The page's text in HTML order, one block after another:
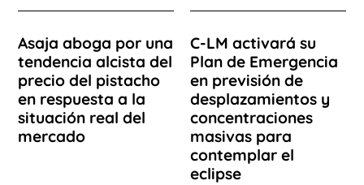
Asaja aboga por una
tendencia alcista del
precio del pistacho
en respuesta a la
situación real del
mercado
C-LM activará su
Plan de Emergencia
en previsión de
desplazamientos y
concentraciones
masivas para
contemplar el
eclipse